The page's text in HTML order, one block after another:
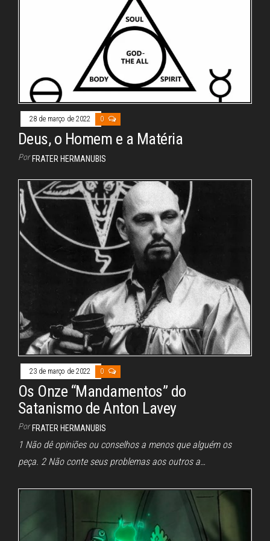
28 de março de 2022 0
Deus, o Homem e a Matéria
Por FRATER HERMANUBIS
23 de março de 2022 0
Os Onze “Mandamentos” do
Satanismo de Anton Lavey
Por FRATER HERMANUBIS
1 Não dê opiniões ou conselhos a menos que alguém os
peça. 2 Não conte seus problemas aos outros a…